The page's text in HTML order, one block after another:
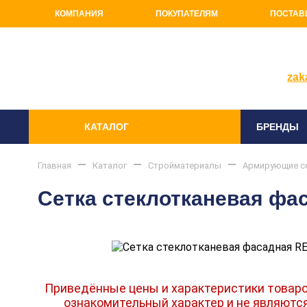
КОМПАНИЯ ПОКУПАТЕЛЯМ
КАТАЛОГ БРЕНДЫ
Главная Каталог Стройматериалы Армирующие
Сетка стеклотканевая
Приведённые цены и характеристики
ознакомительный характер и не